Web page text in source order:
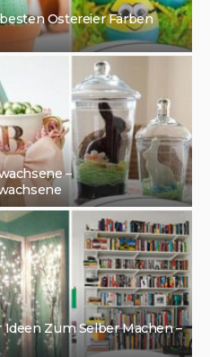
Ostereier Färben
–
Zum Selber Machen –